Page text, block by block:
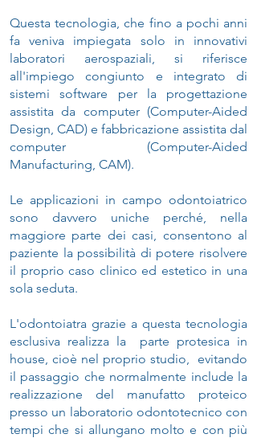
Questa tecnologia, che fino a pochi anni
fa veniva impiegata solo in innovativi
laboratori aerospaziali, si riferisce
all'impiego congiunto e integrato di
sistemi software per la progettazione
assistita da computer (Computer-Aided
Design, CAD) e fabbricazione assistita dal
computer (Computer-Aided
Manufacturing, CAM).
Le applicazioni in campo odontoiatrico
sono davvero uniche perché, nella
maggiore parte dei casi, consentono al
paziente la possibilità di potere risolvere
il proprio caso clinico ed estetico in una
sola seduta.
L'odontoiatra grazie a questa tecnologia
esclusiva realizza la parte protesica in
house, cioè nel proprio studio, evitando
il passaggio che normalmente include la
realizzazione del manufatto proteico
presso un laboratorio odontotecnico con
tempi che si allungano molto e con più